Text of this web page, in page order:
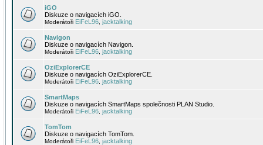
iGO
Diskuze o navigacích iGO.
Moderátoři EiFeL96 jacktalking
Navigon
Diskuze o navigacích Navigon.
Moderátoři EiFeL96 jacktalking
OziExplorerCE
Diskuze o navigacích OziExplorerCE.
Moderátoři EiFeL96 jacktalking
SmartMaps
Diskuze o navigacích SmartMaps společnosti PLAN Studio.
Moderátoři EiFeL96 jacktalking
TomTom
Diskuze o navigacích TomTom.
Moderátoři EiFeL96 jacktalking